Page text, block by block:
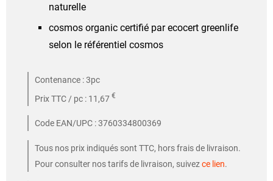
naturelle
cosmos organic certifié par ecocert greenlife
selon le référentiel cosmos
Contenance : 3pc
Prix TTC / pc : 11,67 €
Code EAN/UPC : 3760334800369
Tous nos prix indiqués sont TTC, hors frais de livraison.
Pour consulter nos tarifs de livraison, suivezce lien.